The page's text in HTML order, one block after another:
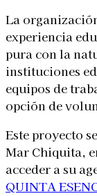
La
experiencia
pura con la
instituciones
equipos de
opción de
Este proyecto
Mar Chiquita,
acceder a su
QUINTA